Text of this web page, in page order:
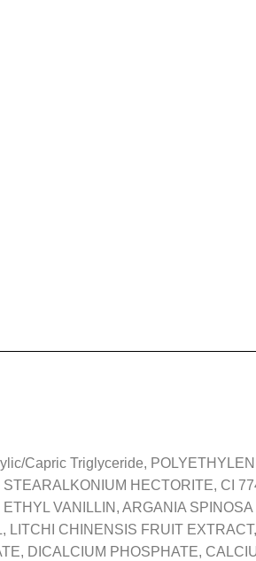
Capric Triglyceride,
HECTORITE, CI
VANILLIN, ARGANIA
LITCHI CHINENSIS FRUIT
DICALCIUM PHOSPHATE,